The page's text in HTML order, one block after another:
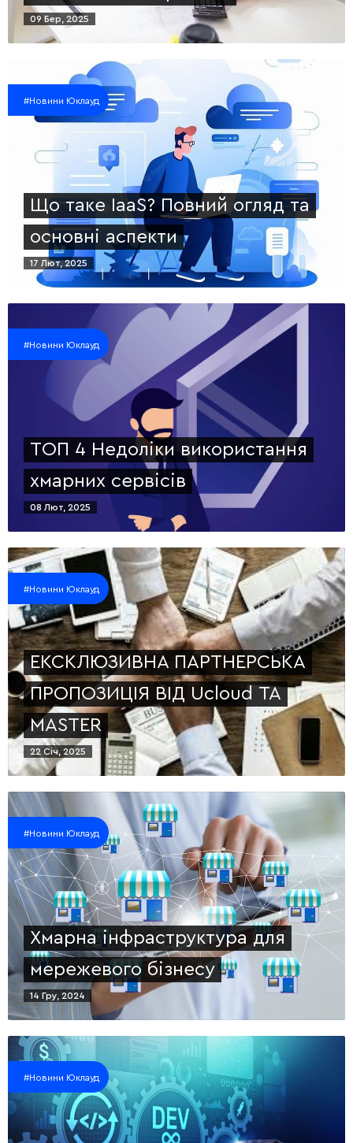
09 Бер, 2025
#Новини Юклауд
Що таке IaaS? Повний огляд та
основні аспекти
17 Лют, 2025
#Новини Юклауд
ТОП 4 Недоліки використання
хмарних сервісів
08 Лют, 2025
#Новини Юклауд
ЕКСКЛЮЗИВНА ПАРТНЕРСЬКА
ПРОПОЗИЦІЯ ВІД Ucloud ТА
MASTER
22 Січ, 2025
#Новини Юклауд
Хмарна інфраструктура для
мережевого бізнесу
14 Гру, 2024
#Новини Юклауд